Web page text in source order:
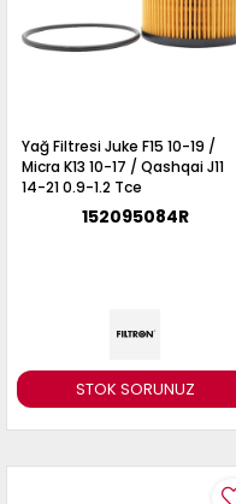
STOK SORUNUZ
Yağ Filtresi Juke F15 10-19 /
Micra K13 10-17 / Qashqai J11
14-21 0.9-1.2 Tce
152095084R